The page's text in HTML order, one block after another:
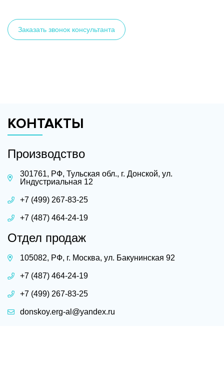
Заказать звонок консультанта
КОНТАКТЫ
Производство
301761, РФ, Тульская обл., г. Донской, ул.
Индустриальная 12
+7 (499) 267-83-25
+7 (487) 464-24-19
Отдел продаж
105082, РФ, г. Москва, ул. Бакунинская 92
+7 (487) 464-24-19
+7 (499) 267-83-25
donskoy.erg-al@yandex.ru